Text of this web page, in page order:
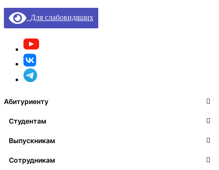
Для слабовидящих
Абитуриенту
Студентам
Выпускникам
Сотрудникам